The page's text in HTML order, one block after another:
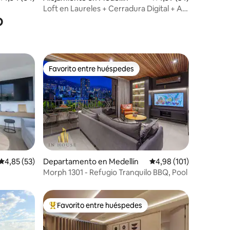
Loft en Laureles + Cerradura Digital + AC
promedio: 4,85 de 5. 53 evaluaciones
4,85 (53)
Favorito entre huéspedes
Favorito entre huéspedes
Departamento en Medellín Calificación promedio:
4,98 (101)
Morph 1301 - Refugio Tranquilo BBQ, Pool
Favorito entre los huéspedes más destacados
Favorito entre huéspedes